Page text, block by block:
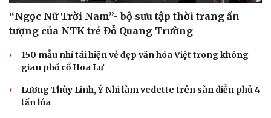
“Ngọc Nữ Trời Nam”- bộ sưu tập thời trang ấn
tượng của NTK trẻ Đỗ Quang Trường
150 mẫu nhí tái hiện vẻ đẹp văn hóa Việt trong không
gian phố cổ Hoa Lư
Lương Thùy Linh, Ý Nhi làm vedette trên sàn diễn phủ 4
tấn lúa